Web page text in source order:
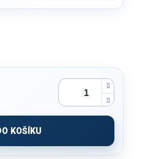
KOŠÍKU